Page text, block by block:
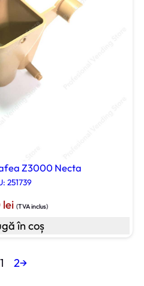
Z3000 Necta
251739
lei (TVA inclus)
în coș
1 2→